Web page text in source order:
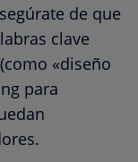
de que
clave
«diseño
para